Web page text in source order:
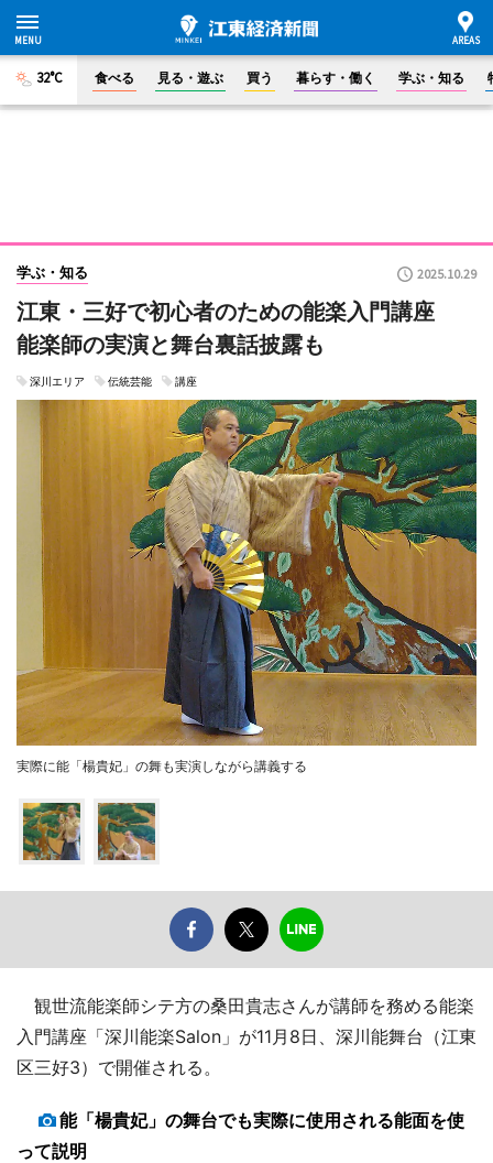
32°C 食べる 見る・遊ぶ 買う 暮らす・働く 学ぶ・知る
学ぶ・知る 2025.10.29
江東・三好で初心者のための能楽入門講座
能楽師の実演と舞台裏話披露も
深川エリア 伝統芸能 講座
実際に能「楊貴妃」の舞も実演しながら講義する
観世流能楽師シテ方の桑田貴志さんが講師を務める能楽
入門講座「深川能楽Salon」が11月8日、深川能舞台（江東
区三好3）で開催される。
能「楊貴妃」の舞台でも実際に使用される能面を使
って説明